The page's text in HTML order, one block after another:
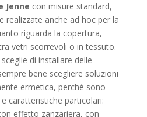
Jenne con misure standard,
realizzate anche ad hoc per la
riguarda la copertura,
vetri scorrevoli o in tessuto.
di installare delle
bene scegliere soluzioni
ermetica, perché sono
caratteristiche particolari:
effetto zanzariera, con